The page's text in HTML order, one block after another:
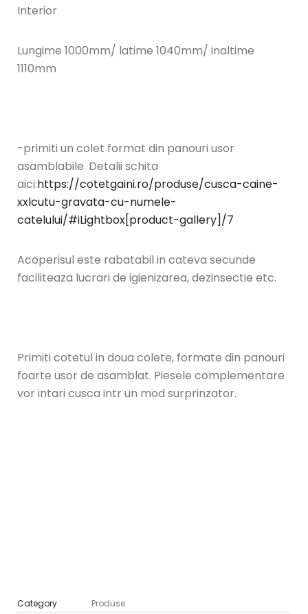
Interior
Lungime 1000mm/ latime 1040mm/ inaltime
1110mm
-primiti un colet format din panouri usor
asamblabile. Detalii schita
aici:https://cotetgaini.ro/produse/cusca-caine-
xxlcutu-gravata-cu-numele-
catelului/#iLightbox[product-gallery]/7
Acoperisul este rabatabil in cateva secunde
faciliteaza lucrari de igienizarea, dezinsectie etc.
Primiti cotetul in doua colete, formate din panouri
foarte usor de asamblat. Piesele complementare
vor intari cusca intr un mod surprinzator.
Category
Produse